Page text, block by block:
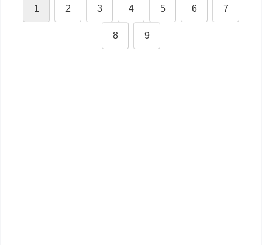
1 2 3 4 5 6 7
8 9